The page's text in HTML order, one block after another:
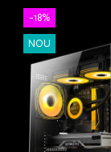
-18%
NOU